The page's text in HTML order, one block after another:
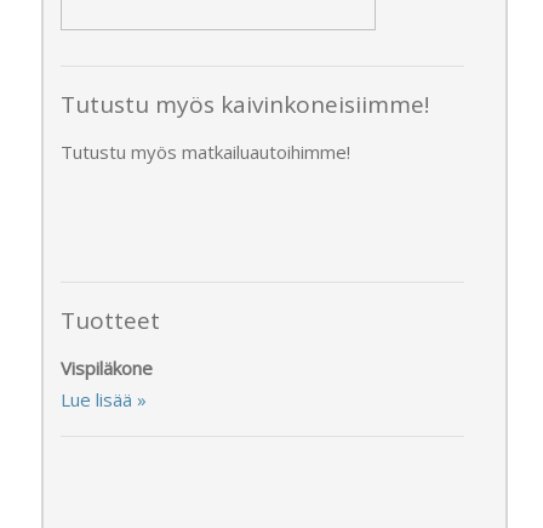
Tutustu myös kaivinkoneisiimme!
Tutustu myös matkailuautoihimme!
Tuotteet
Vispiläkone
Lue lisää »